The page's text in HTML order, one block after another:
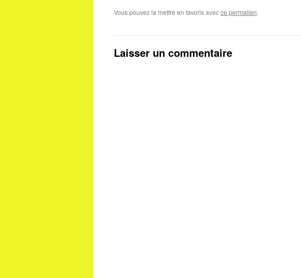
Vous pouvez la mettre en favoris avecce permalien.
Laisser un commentaire